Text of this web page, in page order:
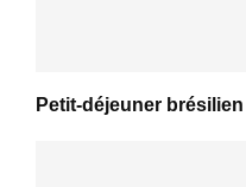
Petit-déjeuner